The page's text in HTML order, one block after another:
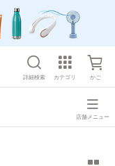
詳細検索 カテゴリ かご
店舗メニュー